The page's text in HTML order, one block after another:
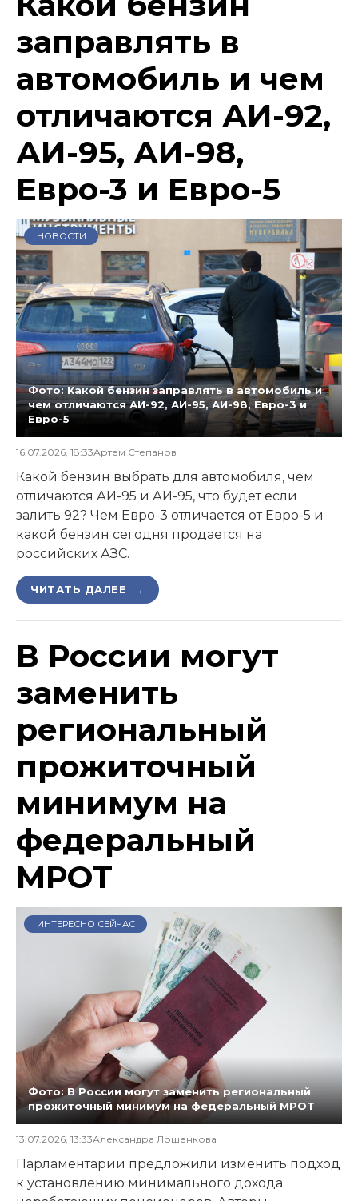
заправлять в
автомобиль и чем
отличаются АИ-92,
АИ-95, АИ-98,
Евро-3 и Евро-5
НОВОСТИ
Фото: Какой бензин заправлять в автомобиль и
чем отличаются АИ-92, АИ-95, АИ-98, Евро-3 и
Евро-5
16.07.2026, 18:33Артем Степанов
Какой бензин выбрать для автомобиля, чем
отличаются АИ-95 и АИ-95, что будет если
залить 92? Чем Евро-3 отличается от Евро-5 и
какой бензин сегодня продается на
российских АЗС.
ЧИТАТЬ ДАЛЕЕ →
В России могут
заменить
региональный
прожиточный
минимум на
федеральный
МРОТ
ИНТЕРЕСНО СЕЙЧАС
Фото: В России могут заменить региональный
прожиточный минимум на федеральный МРОТ
13.07.2026, 13:33Александра Лошенкова
Парламентарии предложили изменить подход
к установлению минимального дохода